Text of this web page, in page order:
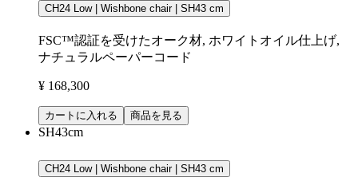
CH24 Low | Wishbone chair | SH43 cm
FSC™認証を受けたオーク材, ホワイトオイル仕上げ,
ナチュラルペーパーコード
¥ 168,300
カートに入れる 商品を見る
SH43cm
CH24 Low | Wishbone chair | SH43 cm